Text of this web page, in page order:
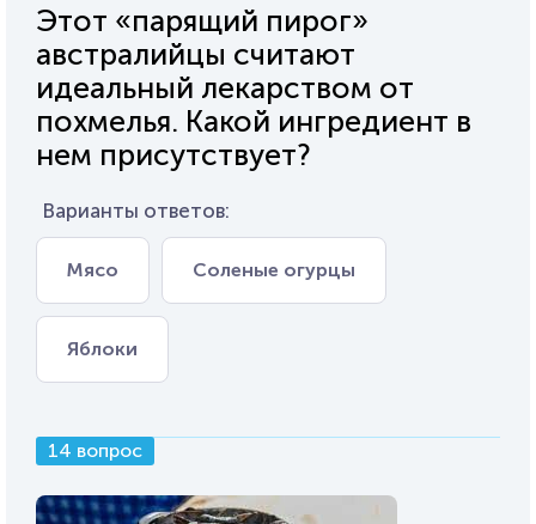
Этот «парящий пирог»
австралийцы считают
идеальный лекарством от
похмелья. Какой ингредиент в
нем присутствует?
Варианты ответов:
Мясо Соленые огурцы
Яблоки
14 вопрос